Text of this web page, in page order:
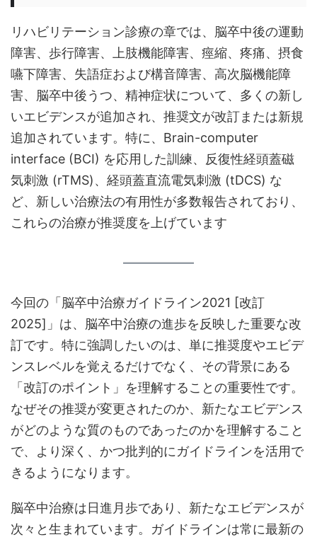
リハビリテーション診療の章では、脳卒中後の運動
障害、歩行障害、上肢機能障害、痙縮、疼痛、摂食
嚥下障害、失語症および構音障害、高次脳機能障
害、脳卒中後うつ、精神症状について、多くの新し
いエビデンスが追加され、推奨文が改訂または新規
追加されています。特に、Brain-computer
interface (BCI) を応用した訓練、反復性経頭蓋磁
気刺激 (rTMS)、経頭蓋直流電気刺激 (tDCS) な
ど、新しい治療法の有用性が多数報告されており、
これらの治療が推奨度を上げています
今回の「脳卒中治療ガイドライン2021 [改訂
2025]」は、脳卒中治療の進歩を反映した重要な改
訂です。特に強調したいのは、単に推奨度やエビデ
ンスレベルを覚えるだけでなく、その背景にある
「改訂のポイント」を理解することの重要性です。
なぜその推奨が変更されたのか、新たなエビデンス
がどのような質のものであったのかを理解すること
で、より深く、かつ批判的にガイドラインを活用で
きるようになります。
脳卒中治療は日進月歩であり、新たなエビデンスが
次々と生まれています。ガイドラインは常に最新の